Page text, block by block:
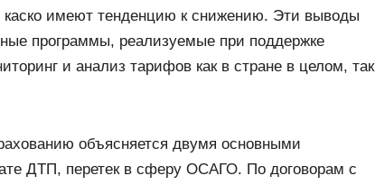
имеют тенденцию к снижению. Эти выводы
программы, реализуемые при поддержке
и анализ тарифов как в стране в целом, так
объясняется двумя основными
ДТП, перетек в сферу ОСАГО. По договорам с